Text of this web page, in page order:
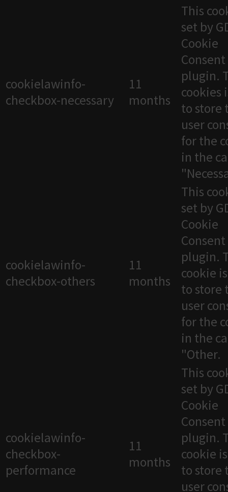
cookielawinfo-
checkbox-necessary
11
months
This
set by
Cookie
Consent
plugin.
cookies
to store
user
for the
in the
cookielawinfo-
checkbox-others
11
months
This
set by
Cookie
Consent
plugin.
cookie
to store
user
for the
in the
"Other.
cookielawinfo-
checkbox-
performance
11
months
This
set by
Cookie
Consent
plugin.
cookie
to store
user